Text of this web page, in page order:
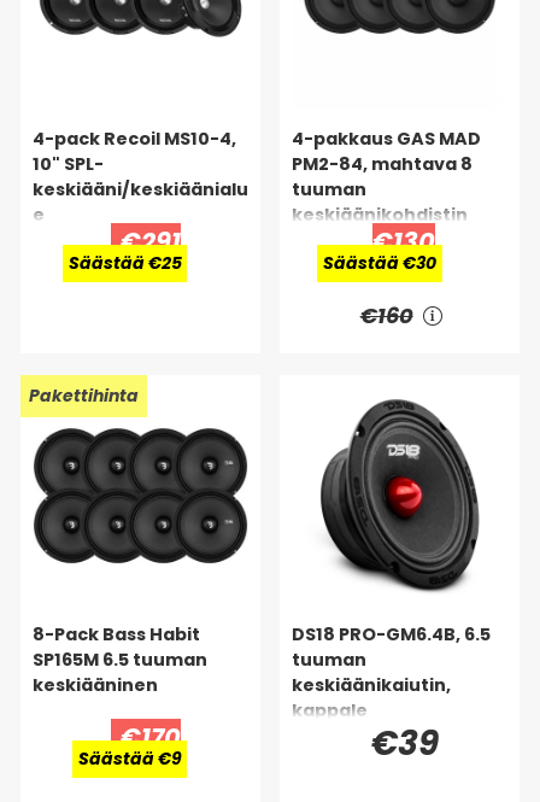
4-pack Recoil MS10-4,
10" SPL-
keskiääni/keskiäänialu
e
€291
Säästää €25
4-pakkaus GAS MAD
PM2-84, mahtava 8
tuuman
keskiäänikohdistin
€130
Säästää €30
€160
Pakettihinta
8-Pack Bass Habit
SP165M 6.5 tuuman
keskiääninen
€170
Säästää €9
DS18 PRO-GM6.4B, 6.5
tuuman
keskiäänikaiutin,
kappale
€39